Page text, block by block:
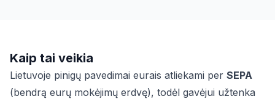
Kaip tai veikia
Lietuvoje pinigų pavedimai eurais atliekami per SEPA
(bendrą eurų mokėjimų erdvę), todėl gavėjui užtenka